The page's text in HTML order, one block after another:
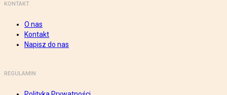
KONTAKT
O nas
Kontakt
Napisz do nas
REGULAMIN